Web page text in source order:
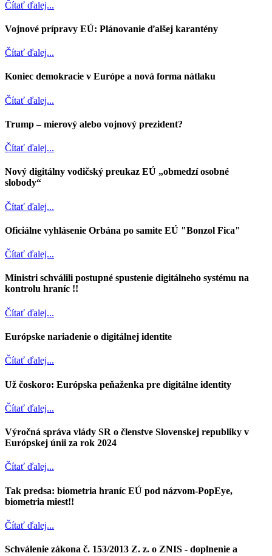
Čítať ďalej...
Vojnové prípravy EÚ: Plánovanie ďalšej karantény
Čítať ďalej...
Koniec demokracie v Európe a nová forma nátlaku
Čítať ďalej...
Trump – mierový alebo vojnový prezident?
Čítať ďalej...
Nový digitálny vodičský preukaz EÚ „obmedzí osobné
slobody“
Čítať ďalej...
Oficiálne vyhlásenie Orbána po samite EÚ "Bonzol Fica"
Čítať ďalej...
Ministri schválili postupné spustenie digitálneho systému na
kontrolu hraníc !!
Čítať ďalej...
Európske nariadenie o digitálnej identite
Čítať ďalej...
Už čoskoro: Európska peňaženka pre digitálne identity
Čítať ďalej...
Výročná správa vlády SR o členstve Slovenskej republiky v
Európskej únii za rok 2024
Čítať ďalej...
Tak predsa: biometria hraníc EÚ pod názvom-PopEye,
biometria miest!!
Čítať ďalej...
Schválenie zákona č. 153/2013 Z. z. o ZNIS - doplnenie a